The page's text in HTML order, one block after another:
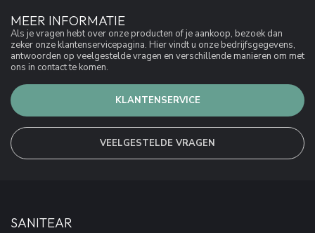
MEER INFORMATIE
Als je vragen hebt over onze producten of je aankoop, bezoek dan
zeker onze klantenservicepagina. Hier vindt u onze bedrijfsgegevens,
antwoorden op veelgestelde vragen en verschillende manieren om met
ons in contact te komen.
KLANTENSERVICE
VEELGESTELDE VRAGEN
SANITEAR